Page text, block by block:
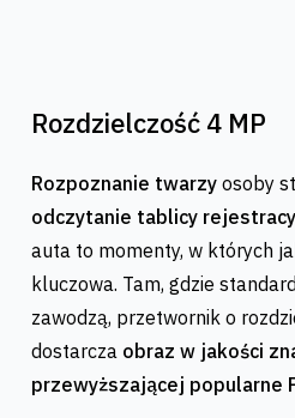
Rozdzielczość 4 MP
Rozpoznanie twarzy osoby
odczytanie tablicy
auta to momenty, w których
kluczowa. Tam, gdzie
zawodzą, przetwornik o
dostarcza obraz w jakości
przewyższającej popularne